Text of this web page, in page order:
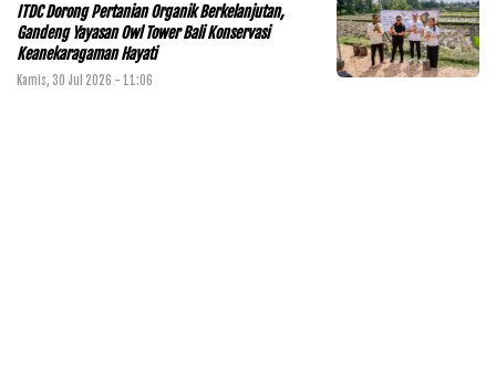
ITDC Dorong Pertanian Organik Berkelanjutan,
Gandeng Yayasan Owl Tower Bali Konservasi
Keanekaragaman Hayati
Kamis, 30 Jul 2026 - 11:06